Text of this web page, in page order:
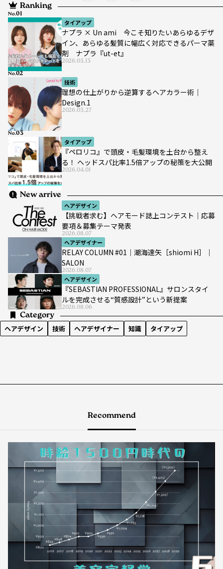
Ranking
タイアップ
ナプラ × Un ami 今こそ知りたいあらゆるデザ
イン、あらゆる髪質に幅広く対応できるパーマ薬
剤 ナプラ『ut-et』
2026.05.13
No.
技術
理想の仕上がりから逆算するヘアカラー術｜
Design.1
2026.03.27
No.
タイアップ
『ペロリコ』で頭皮・毛髪環境を土台から整え
る！ ヘッドスパ比率1.5倍アップの秘策を大公開
2026.04.01
No.
New arrive
ヘアデザイン
【挑戦者求む】ヘアモード誌上コンテスト｜応募
要項＆募集テーマ発表
2026.08.07
ヘアデザイナー
RELAY COLUMN #01｜潮海達矢［shiomi H］｜
SALON
2026.08.07
ヘアデザイン
『SEBASTIAN PROFESSIONAL』サロンスタイ
ルを完成させる“質感設計”という新提案
2026.08.06
Category
ヘアデザイン 技術 ヘアデザイナー 知識 タイアップ
Recommend